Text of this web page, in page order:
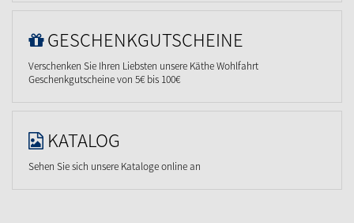
GESCHENKGUTSCHEINE
Verschenken Sie Ihren Liebsten unsere Käthe Wohlfahrt
Geschenkgutscheine von 5€ bis 100€
KATALOG
Sehen Sie sich unsere Kataloge online an